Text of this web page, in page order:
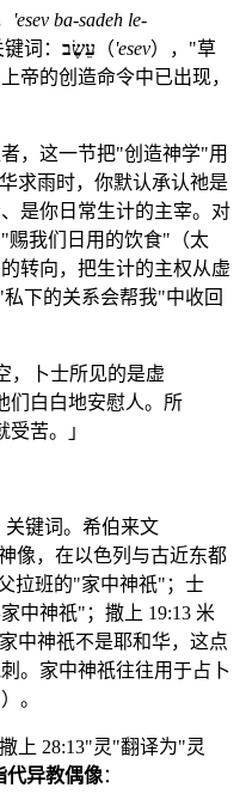
'esev ba-sadeh le-
词： עֵשֶׂב （'esev），"草
帝的创造命令中已出现，
，这一节把"创造神学"用
求雨时，你默认承认祂是
是你日常生计的主宰。对
赐我们日用的饮食"（太
转向，把生计的主权从虚
下的关系会帮我"中收回
，卜士所见的是虚
们白白地安慰人。所
苦。」
关键词。希伯来文
像，在以色列与古近东都
拉班的"家中神祇"；士
中神祇"；撒上 19:13 米
中神祇不是耶和华，这点
。家中神祇往往用于占卜
。
上 28:13"灵"翻译为"灵
代异教偶像：